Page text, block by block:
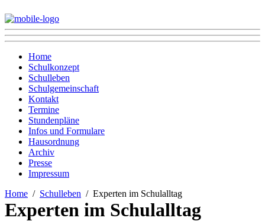
Home
Schulkonzept
Schulleben
Schulgemeinschaft
Kontakt
Termine
Stundenpläne
Infos und Formulare
Hausordnung
Archiv
Presse
Impressum
Home
Schulleben Experten im Schulalltag
Experten im Schulalltag